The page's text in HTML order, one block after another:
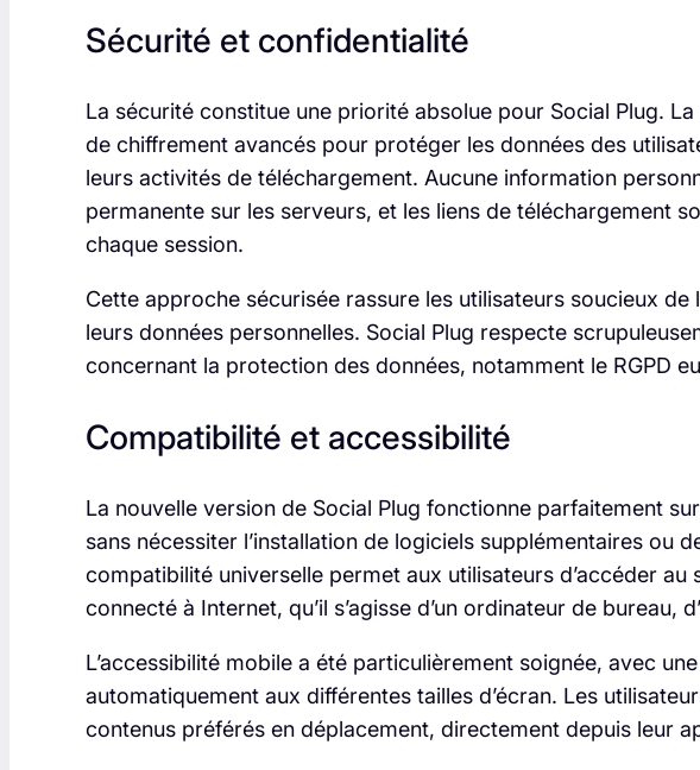
Sécurité et confidentialité
La sécurité constitue une priorité absolue pour Social Plug.
de chiffrement avancés pour protéger les données des
leurs activités de téléchargement. Aucune information
permanente sur les serveurs, et les liens de téléchargement
chaque session.
Cette approche sécurisée rassure les utilisateurs soucieux
leurs données personnelles. Social Plug respecte
concernant la protection des données, notamment le RGPD
Compatibilité et accessibilité
La nouvelle version de Social Plug fonctionne parfaitement
sans nécessiter l’installation de logiciels supplémentaires ou
compatibilité universelle permet aux utilisateurs d’accéder au
connecté à Internet, qu’il s’agisse d’un ordinateur de bureau,
L’accessibilité mobile a été particulièrement soignée, avec
automatiquement aux différentes tailles d’écran. Les
contenus préférés en déplacement, directement depuis leur